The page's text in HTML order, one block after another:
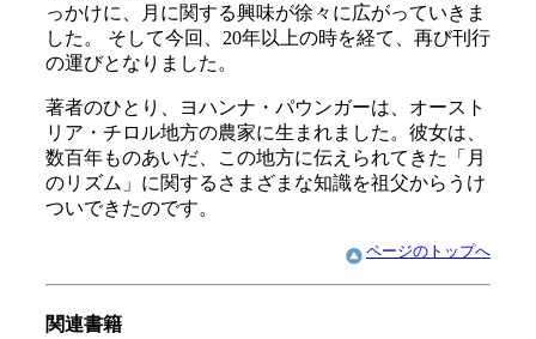
っかけに、月に関する興味が徐々に広がっていきま
した。 そして今回、20年以上の時を経て、再び刊行
の運びとなりました。
著者のひとり、ヨハンナ・パウンガーは、オースト
リア・チロル地方の農家に生まれました。彼女は、
数百年ものあいだ、この地方に伝えられてきた「月
のリズム」に関するさまざまな知識を祖父からうけ
ついできたのです。
ページのトップへ
関連書籍